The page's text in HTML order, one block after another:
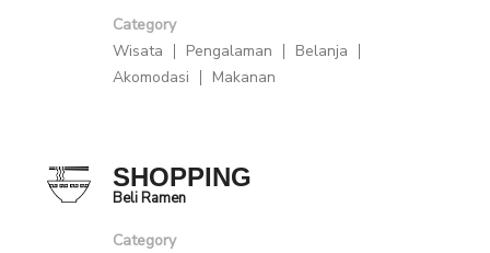
Category
Wisata
Pengalaman
Belanja
Akomodasi
Makanan
SHOPPING
Beli Ramen
Category